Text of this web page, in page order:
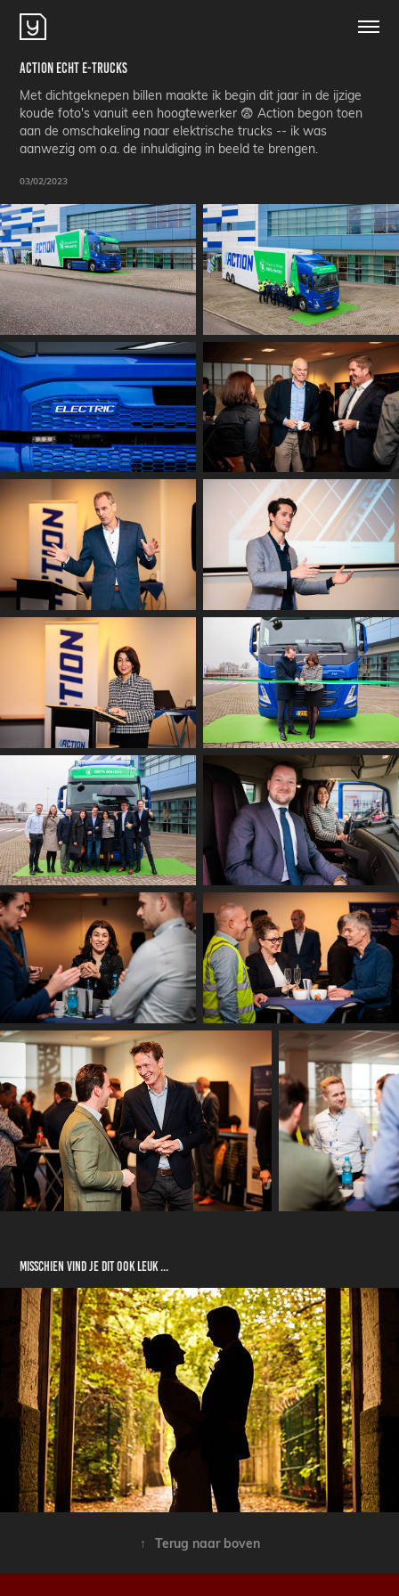
Action Echt E-Trucks
Met dichtgeknepen billen maakte ik begin dit jaar in de ijzige
koude foto's vanuit een hoogtewerker 😨 Action begon toen
aan de omschakeling naar elektrische trucks -- ik was
aanwezig om o.a. de inhuldiging in beeld te brengen.
03/02/2023
Misschien vind je dit ook leuk ...
Huwelijk Cynthia & Tom
↑ Terug naar boven